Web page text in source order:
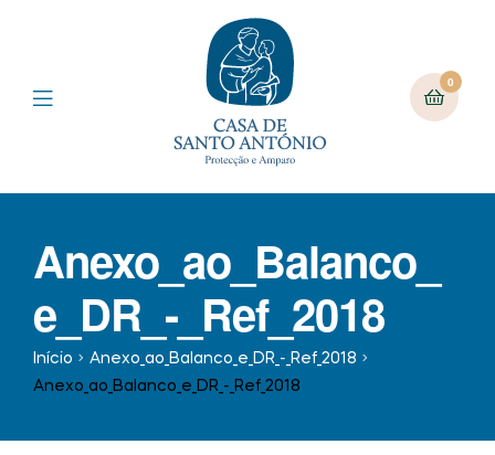
0
Anexo_ao_Balanco_
e_DR_-_Ref_2018
Início
Anexo_ao_Balanco_e_DR_-_Ref_2018
Anexo_ao_Balanco_e_DR_-_Ref_2018